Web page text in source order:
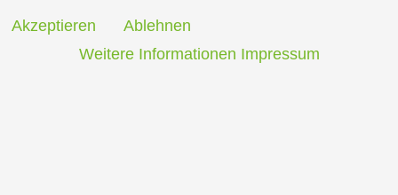
Akzeptieren
Ablehnen
Weitere Informationen Impressum